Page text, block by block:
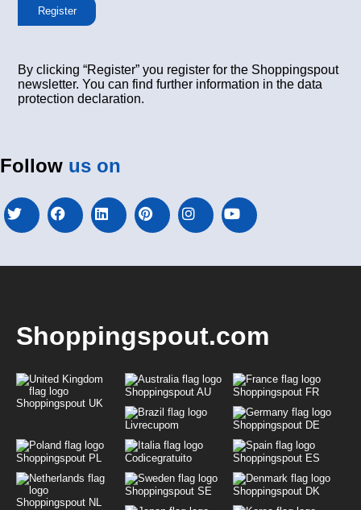
Register
By clicking “Register” you register for the Shoppingspout
newsletter. You can find further information in the data
protection declaration.
Follow us on
Shoppingspout.com
Shoppingspout UK
Shoppingspout AU Shoppingspout FR
Livrecupom Shoppingspout DE
Shoppingspout PL Codicegratuito Shoppingspout ES
Shoppingspout NL
Shoppingspout SE Shoppingspout DK